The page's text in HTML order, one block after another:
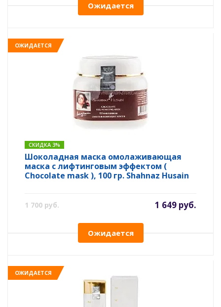
Ожидается
ОЖИДАЕТСЯ
СКИДКА 3%
Шоколадная маска омолаживающая
маска с лифтинговым эффектом (
Chocolate mask ), 100 гр. Shahnaz Husain
1 700 руб. 1 649 руб.
Ожидается
ОЖИДАЕТСЯ